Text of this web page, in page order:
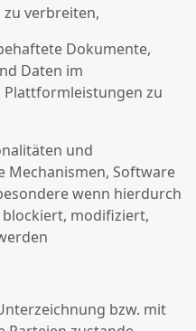
verbreiten,
Dokumente,
Daten im
zu
und
Mechanismen, Software
wenn hierdurch
modifiziert,
bzw. mit